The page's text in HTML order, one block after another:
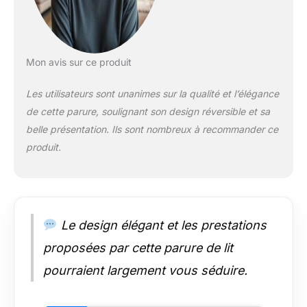
Mon avis sur ce produit
Les utilisateurs sont unanimes sur la qualité et l’élégance
de cette parure, soulignant son design réversible et sa
belle présentation. Ils sont nombreux à recommander ce
produit.
Le design élégant et les prestations
proposées par cette parure de lit
pourraient largement vous séduire.